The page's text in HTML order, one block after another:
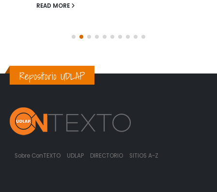
READ MORE
Repositorio UDLAP
Sobre ConTEXTO UDLAP DIRECTORIO SITIOS A-Z